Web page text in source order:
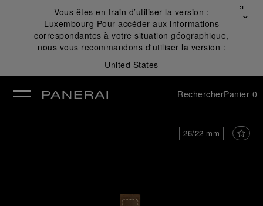
Vous êtes en train d’utiliser la version :
Luxembourg Pour accéder aux informations
correspondantes à votre situation géographique,
nous vous recommandons d'utiliser la version :
United States
Fermer
✕
RechercherPanier 0
26/22 mm